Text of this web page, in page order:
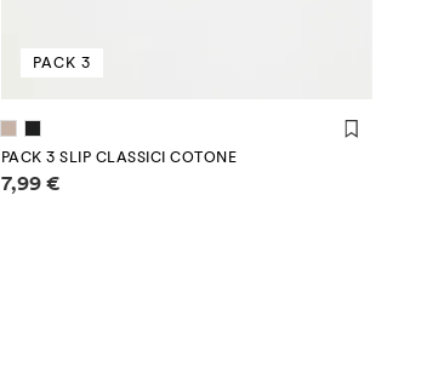
PACK 3
PACK 3 SLIP CLASSICI COTONE
Informazioni sui prezzi
7,99 €